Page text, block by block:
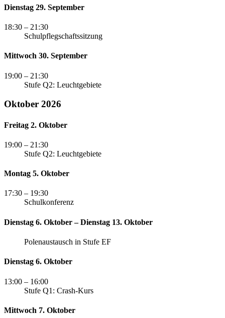
Dienstag 29. September
18:30 – 21:30
Schulpflegschaftssitzung
Mittwoch 30. September
19:00 – 21:30
Stufe Q2: Leuchtgebiete
Oktober 2026
Freitag 2. Oktober
19:00 – 21:30
Stufe Q2: Leuchtgebiete
Montag 5. Oktober
17:30 – 19:30
Schulkonferenz
Dienstag 6. Oktober – Dienstag 13. Oktober
Polenaustausch in Stufe EF
Dienstag 6. Oktober
13:00 – 16:00
Stufe Q1: Crash-Kurs
Mittwoch 7. Oktober